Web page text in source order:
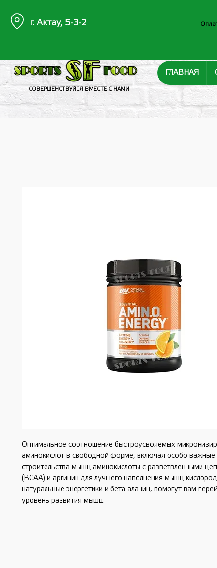
СОВЕРШЕНСТВУЙСЯ ВМЕСТЕ С НАМИ
ГЛАВНАЯ
г. Актау, 5-3-2
Оптимальное соотношение быстроусвояемых
аминокислот в свободной форме, включая особо важные
строительства мышц аминокислоты с разветвленными
(BCAA) и аргинин для лучшего наполнения мышц
натуральные энергетики и бета-аланин, помогут вам
уровень развития мышц.